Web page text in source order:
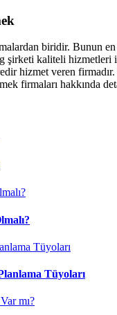
biridir. Bunun
kaliteli hizmetleri
hizmet veren
firmaları hakkında
Tüyoları